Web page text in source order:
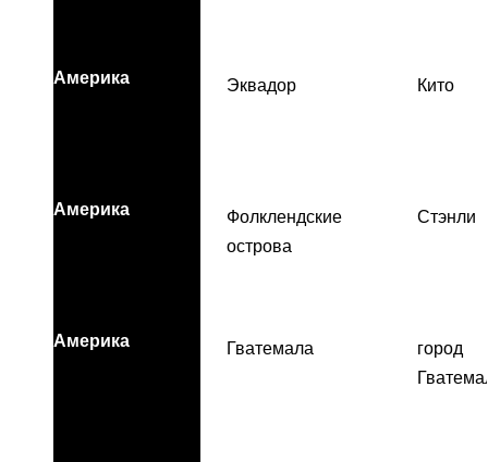
Америка Эквадор Кито
Америка
Фолклендские
острова
Стэнли
Америка Гватемала
город